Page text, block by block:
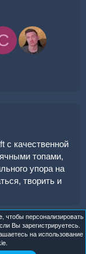
с качественной
топами,
упора на
творить и
чтобы персонализировать
Вы зарегистрируетесь.
на использование